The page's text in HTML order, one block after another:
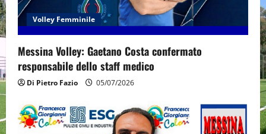
Volley Femminile
Messina Volley: Gaetano Costa confermato
responsabile dello staff medico
Di Pietro Fazio 05/07/2026